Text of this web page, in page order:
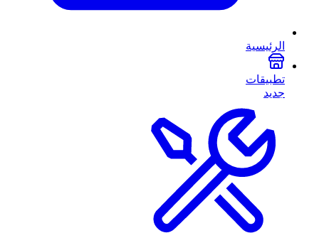
الرئيسية
تطبيقات
جديد